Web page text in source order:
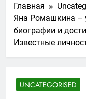
Главная
Яна Ромашкина –
биографии и
Известные
UNCATEGORISED